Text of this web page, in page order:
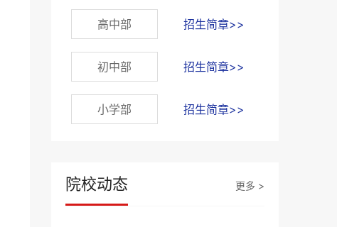
高中部 招生简章>>
初中部 招生简章>>
小学部 招生简章>>
院校动态 更多 >